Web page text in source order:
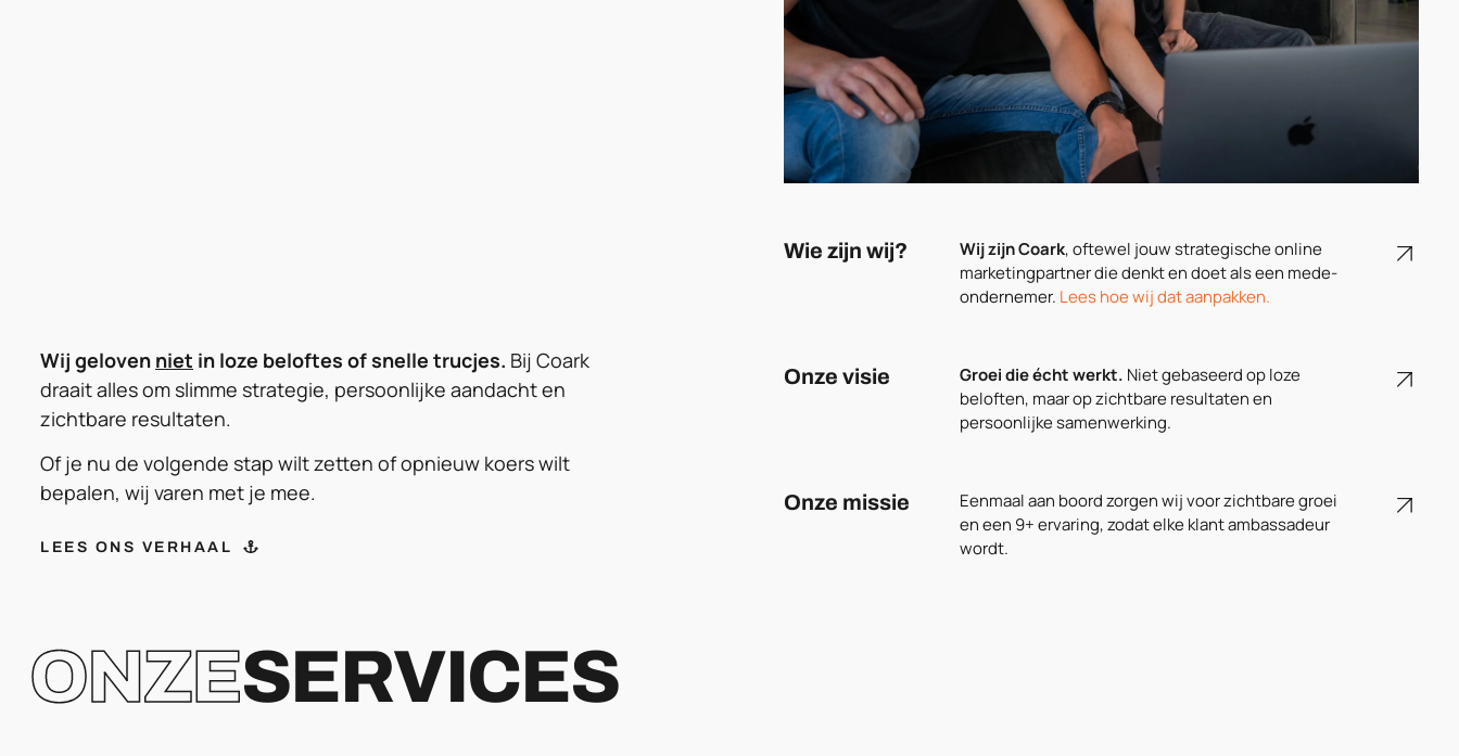
Wij geloven niet in loze beloftes of snelle trucjes. Bij Coark
draait alles om slimme strategie, persoonlijke aandacht en
zichtbare resultaten.
Of je nu de volgende stap wilt zetten of opnieuw koers wilt
bepalen, wij varen met je mee.
LEES ONS VERHAAL
Wie zijn wij? Wij zijn Coark, oftewel jouw strategische online
marketingpartner die denkt en doet als een mede-
ondernemer. Lees hoe wij dat aanpakken.
Onze visie Groei die écht werkt. Niet gebaseerd op loze
beloften, maar op zichtbare resultaten en
persoonlijke samenwerking.
Onze missie
Eenmaal aan boord zorgen wij voor zichtbare groei
en een 9+ ervaring, zodat elke klant ambassadeur
wordt.
ONZESERVICES